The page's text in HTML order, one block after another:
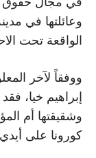
وعائلتها في
الواقعة تحت
ووفقاً لآخر
إبراهيم خيا،
وشقيقتها أم
كورونا على